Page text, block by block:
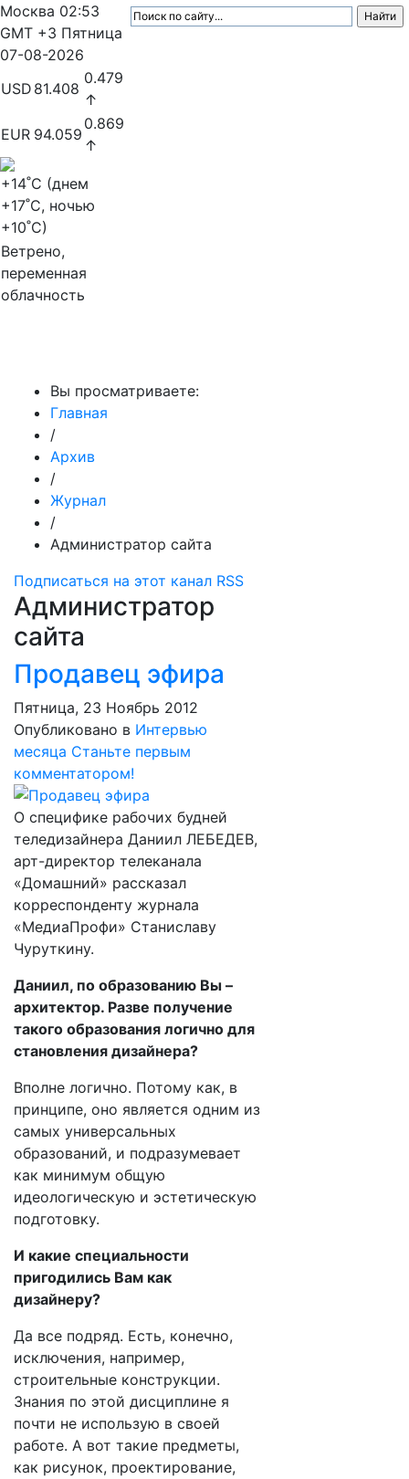
Москва 02:53
GMT +3 Пятница
07-08-2026
USD 81.408
0.479
↑
EUR 94.059
0.869
↑
+14˚C (днем
+17˚C, ночью
+10˚C)
Ветрено,
переменная
облачность
Вы просматриваете:
Главная
/
Архив
/
Журнал
/
Администратор сайта
Подписаться на этот канал RSS
Администратор
сайта
Продавец эфира
Пятница, 23 Ноябрь 2012
Опубликовано в Интервью
месяца Станьте первым
комментатором!
О специфике рабочих будней
теледизайнера Даниил ЛЕБЕДЕВ,
арт-директор телеканала
«Домашний» рассказал
корреспонденту журнала
«МедиаПрофи» Станиславу
Чуруткину.
Даниил, по образованию Вы –
архитектор. Разве получение
такого образования логично для
становления дизайнера?
Вполне логично. Потому как, в
принципе, оно является одним из
самых универсальных
образований, и подразумевает
как минимум общую
идеологическую и эстетическую
подготовку.
И какие специальности
пригодились Вам как
дизайнеру?
Да все подряд. Есть, конечно,
исключения, например,
строительные конструкции.
Знания по этой дисциплине я
почти не использую в своей
работе. А вот такие предметы,
как рисунок, проектирование,